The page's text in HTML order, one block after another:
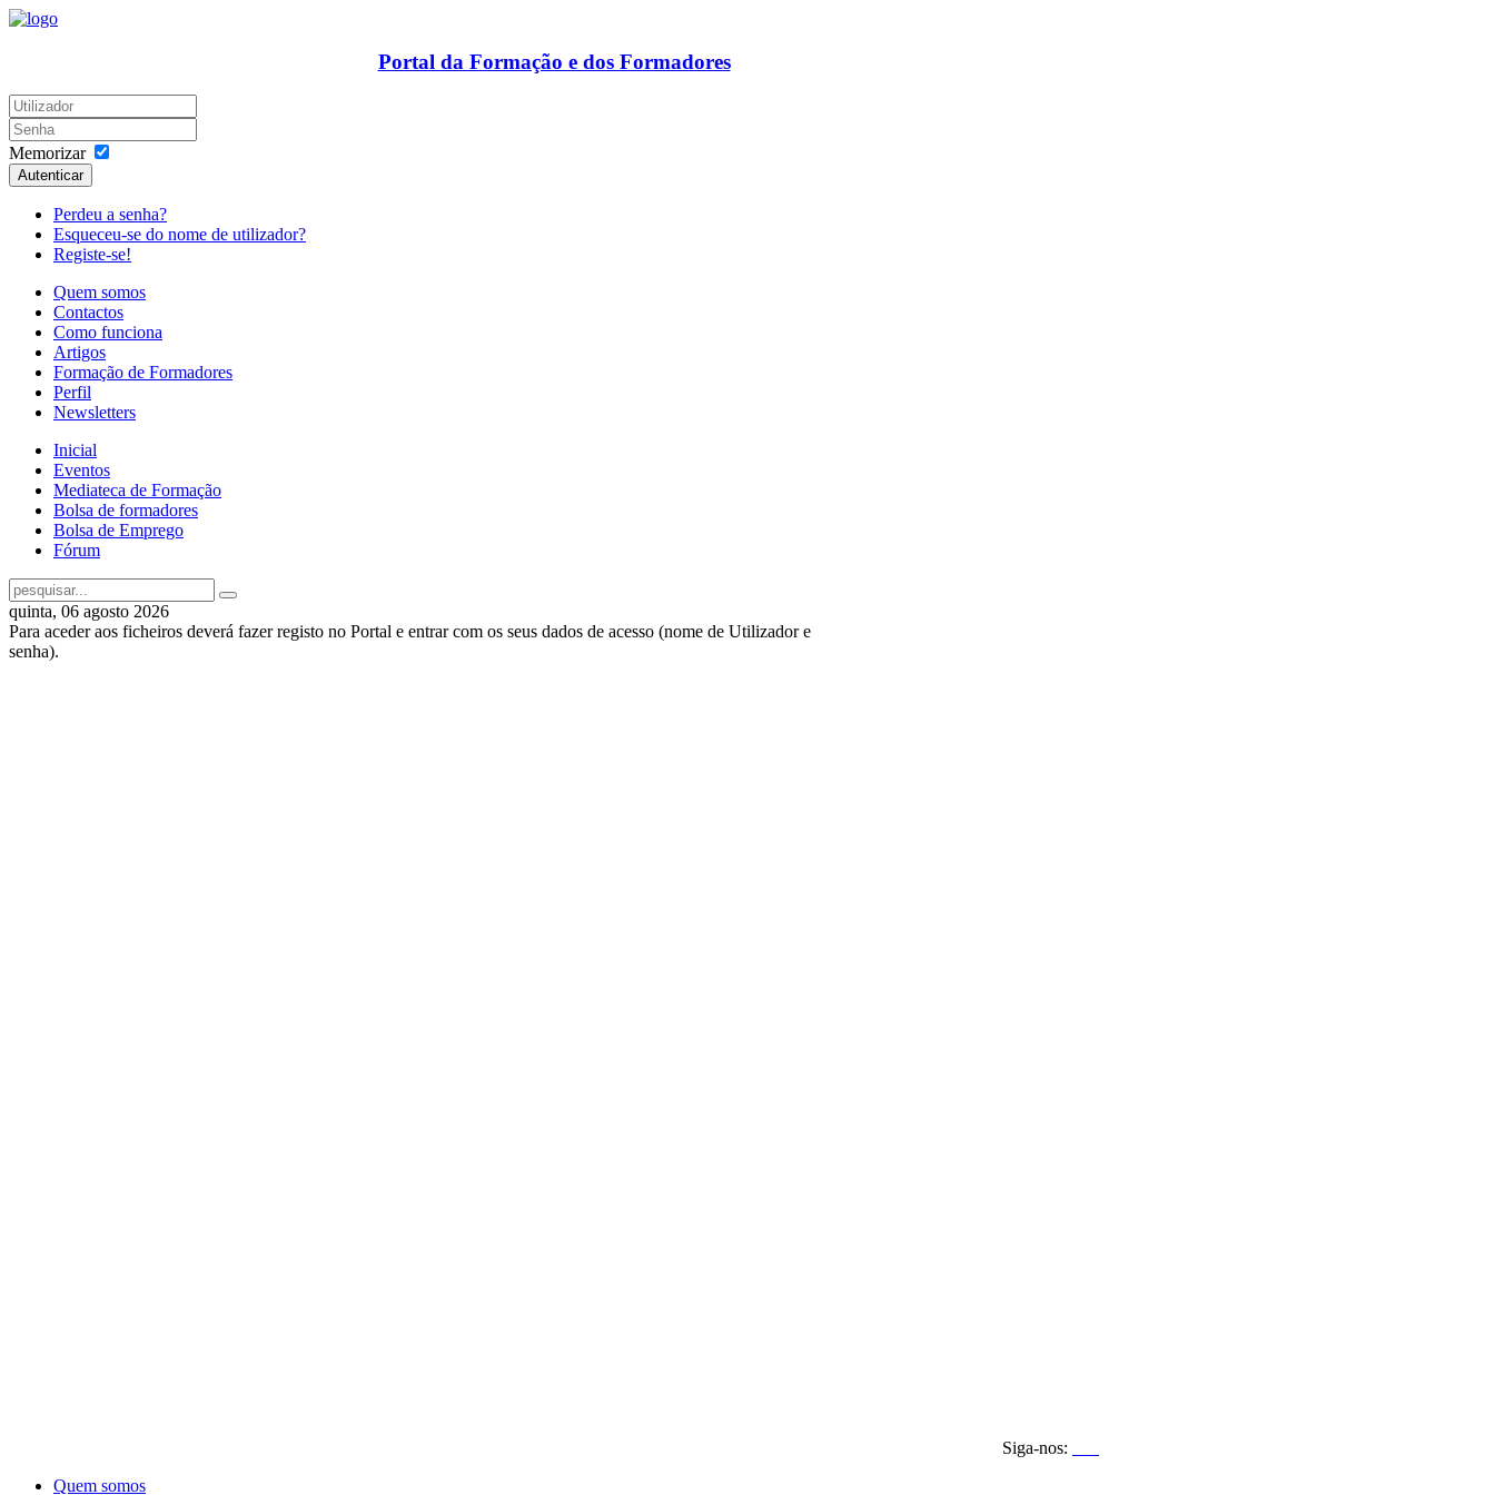
Portal da Formação e dos Formadores
Memorizar
Autenticar
Perdeu a senha?
Esqueceu-se do nome de utilizador?
Registe-se!
Quem somos
Contactos
Como funciona
Artigos
Formação de Formadores
Perfil
Newsletters
Inicial
Eventos
Mediateca de Formação
Bolsa de formadores
Bolsa de Emprego
Fórum
quinta, 06 agosto 2026
Para aceder aos ficheiros deverá fazer registo no Portal e entrar com os seus dados de acesso (nome de Utilizador e
senha).
Siga-nos:
Quem somos